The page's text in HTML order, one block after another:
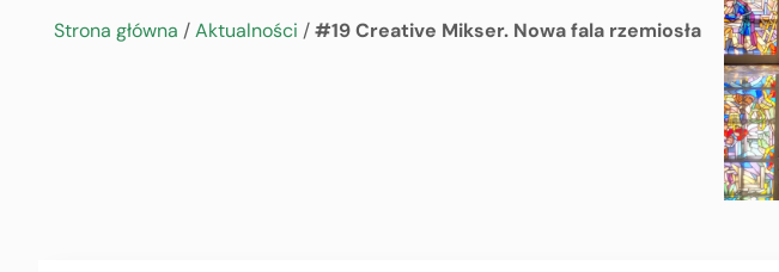
Strona główna /Aktualności /#19 Creative Mikser. Nowa fala rzemiosła